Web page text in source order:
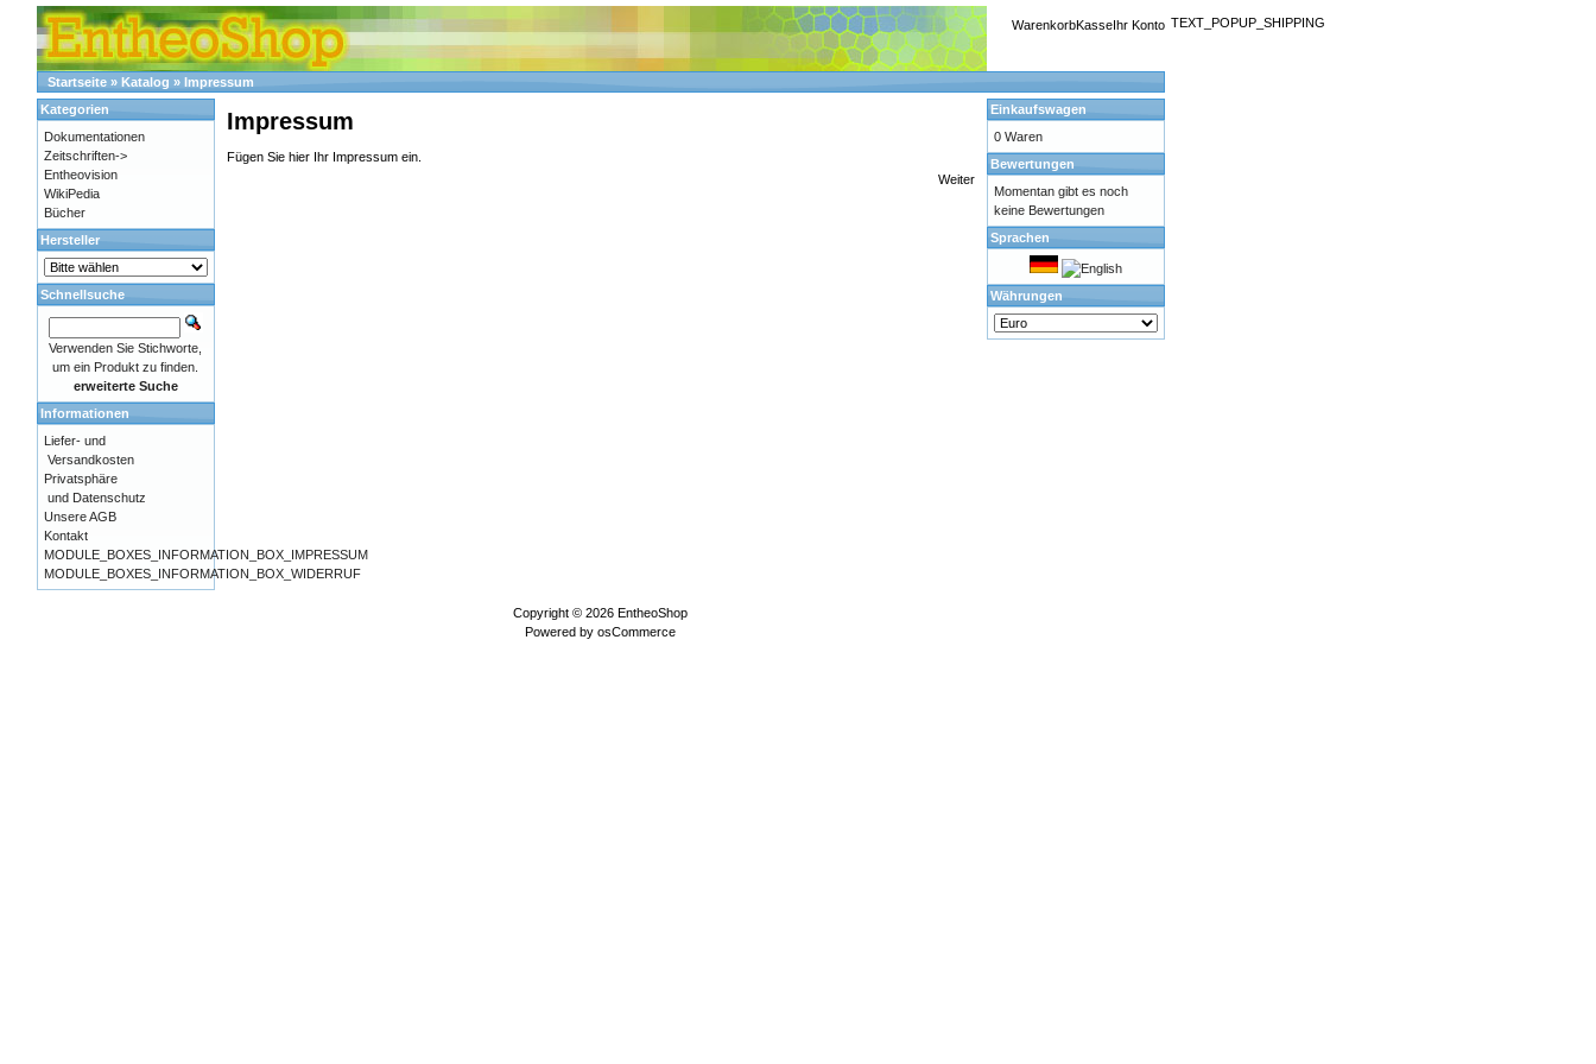
WarenkorbKasseIhr Konto
Startseite» Katalog » Impressum
Impressum
Fügen Sie hier Ihr Impressum ein.
Weiter
Kategorien
Dokumentationen
Zeitschriften->
Entheovision
WikiPedia
Bücher
Hersteller
Schnellsuche
Verwenden Sie Stichworte,
um ein Produkt zu finden.
erweiterte Suche
Informationen
Liefer- und
Versandkosten
Privatsphäre
und Datenschutz
Unsere AGB
Kontakt
MODULE_BOXES_INFORMATION_BOX_IMPRESSUM
MODULE_BOXES_INFORMATION_BOX_WIDERRUF
Einkaufswagen
0 Waren
Bewertungen
Momentan gibt es noch
keine Bewertungen
Sprachen
Währungen
TEXT_POPUP_SHIPPING
Copyright © 2026EntheoShop
Powered byosCommerce